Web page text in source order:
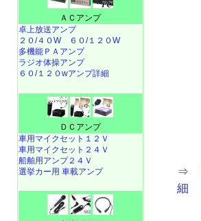
⇒
細
ＡＣアンプ
卓上放送アンプ
２０/４０W
６０/１２０W
多機能ＰＡアンプ
ラジオ体操アンプ
６０/１２０wアンプ詳細
ＤＣアンプ
車用マイクセット１２Ｖ
車用マイクセット２４Ｖ
船舶用アンプ２４Ｖ
選挙カー用 車載アンプ